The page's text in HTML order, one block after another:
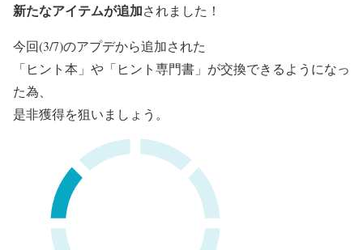
新たなアイテムが追加されました！
今回(3/7)のアプデから追加された
「ヒント本」や「ヒント専門書」が交換できるようになっ
た為、
是非獲得を狙いましょう。